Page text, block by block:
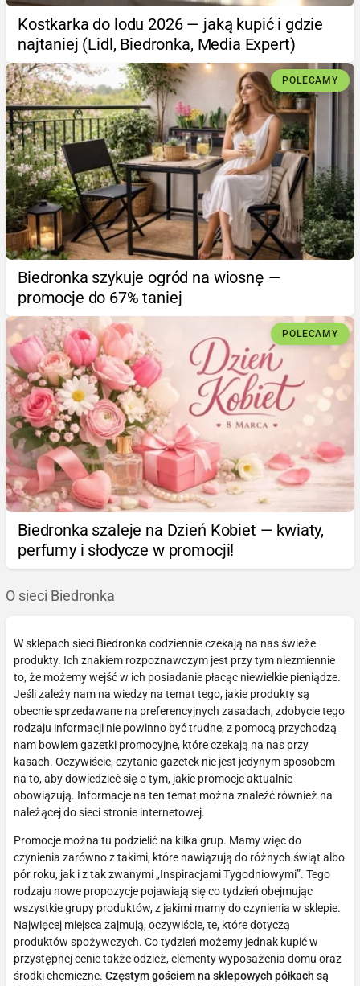
Kostkarka do lodu 2026 — jaką kupić i gdzie
najtaniej (Lidl, Biedronka, Media Expert)
POLECAMY
Biedronka szykuje ogród na wiosnę —
promocje do 67% taniej
POLECAMY
Biedronka szaleje na Dzień Kobiet — kwiaty,
perfumy i słodycze w promocji!
O sieci Biedronka
W sklepach sieci Biedronka codziennie czekają na nas świeże
produkty. Ich znakiem rozpoznawczym jest przy tym niezmiennie
to, że możemy wejść w ich posiadanie płacąc niewielkie pieniądze.
Jeśli zależy nam na wiedzy na temat tego, jakie produkty są
obecnie sprzedawane na preferencyjnych zasadach, zdobycie tego
rodzaju informacji nie powinno być trudne, z pomocą przychodzą
nam bowiem gazetki promocyjne, które czekają na nas przy
kasach. Oczywiście, czytanie gazetek nie jest jedynym sposobem
na to, aby dowiedzieć się o tym, jakie promocje aktualnie
obowiązują. Informacje na ten temat można znaleźć również na
należącej do sieci stronie internetowej.
Promocje można tu podzielić na kilka grup. Mamy więc do
czynienia zarówno z takimi, które nawiązują do różnych świąt albo
pór roku, jak i z tak zwanymi „Inspiracjami Tygodniowymi”. Tego
rodzaju nowe propozycje pojawiają się co tydzień obejmując
wszystkie grupy produktów, z jakimi mamy do czynienia w sklepie.
Najwięcej miejsca zajmują, oczywiście, te, które dotyczą
produktów spożywczych. Co tydzień możemy jednak kupić w
przystępnej cenie także odzież, elementy wyposażenia domu oraz
środki chemiczne. Częstym gościem na sklepowych półkach są